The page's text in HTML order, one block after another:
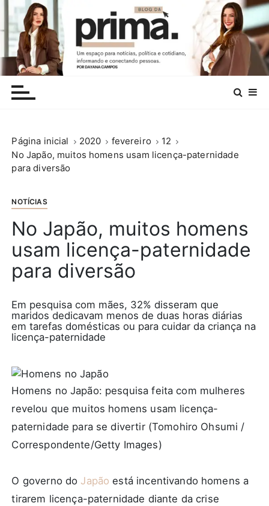
Página inicial 2020 fevereiro
12
No Japão, muitos homens usam licença-paternidade
para diversão
NOTÍCIAS
No Japão, muitos homens
usam licença-paternidade
para diversão
Em pesquisa com mães, 32% disseram que
maridos dedicavam menos de duas horas diárias
em tarefas domésticas ou para cuidar da criança na
licença-paternidade
Homens no Japão: pesquisa feita com mulheres
revelou que muitos homens usam licença-
paternidade para se divertir (Tomohiro Ohsumi /
Correspondente/Getty Images)
O governo do Japão está incentivando homens a
tirarem licença-paternidade diante da crise